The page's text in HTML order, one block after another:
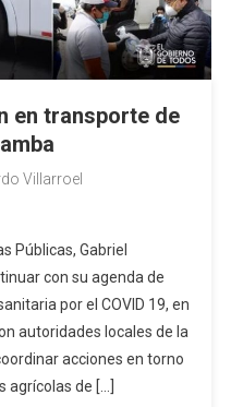
en transporte de
Villarroel
Públicas, Gabriel
con su agenda de
por el COVID 19, en
autoridades locales de la
acciones en torno
de […]